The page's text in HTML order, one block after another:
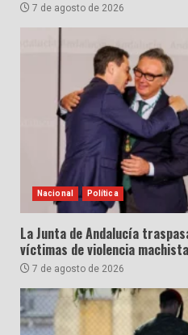
7 de agosto de 2026
Nacional Política
La Junta de Andalucía
víctimas de violencia machista
7 de agosto de 2026